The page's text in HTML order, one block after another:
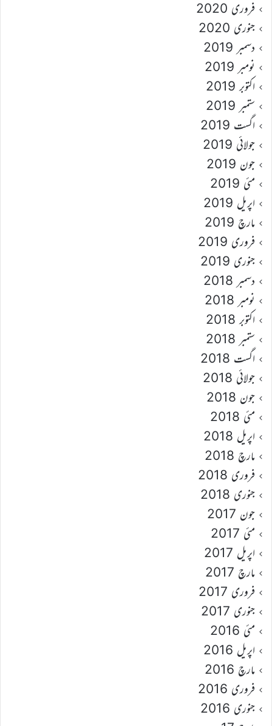
فروری 2020
جنوری 2020
دسمبر 2019
نومبر 2019
اکتوبر 2019
ستمبر 2019
اگست 2019
جولائی 2019
جون 2019
مئی 2019
اپریل 2019
مارچ 2019
فروری 2019
جنوری 2019
دسمبر 2018
نومبر 2018
اکتوبر 2018
ستمبر 2018
اگست 2018
جولائی 2018
جون 2018
مئی 2018
اپریل 2018
مارچ 2018
فروری 2018
جنوری 2018
جون 2017
مئی 2017
اپریل 2017
مارچ 2017
فروری 2017
جنوری 2017
مئی 2016
اپریل 2016
مارچ 2016
فروری 2016
جنوری 2016